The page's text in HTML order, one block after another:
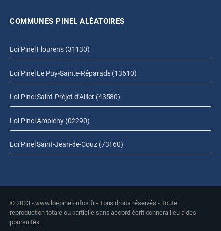
COMMUNES PINEL ALÉATOIRES
Loi Pinel Flourens (31130)
Loi Pinel Le Puy-Sainte-Réparade (13610)
Loi Pinel Saint-Préjet-d’Allier (43580)
Loi Pinel Ambleny (02290)
Loi Pinel Saint-Jean-de-Couz (73160)
© 2023 - www.loi-pinel-infos.fr - Tous droits réservés - Toute
reproduction totale ou partielle sans accord écrit donnera lieu à des
poursuites.